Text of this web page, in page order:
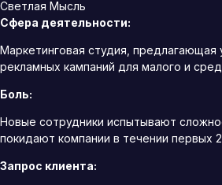
Светлая Мысль
Сфера деятельности:
Маркетинговая студия, предлагающая
рекламных кампаний для малого и
Боль:
Новые сотрудники испытывают
покидают компании в течении первых
Запрос клиента: